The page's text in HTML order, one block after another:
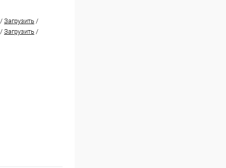
/ Загрузить /
/ Загрузить /